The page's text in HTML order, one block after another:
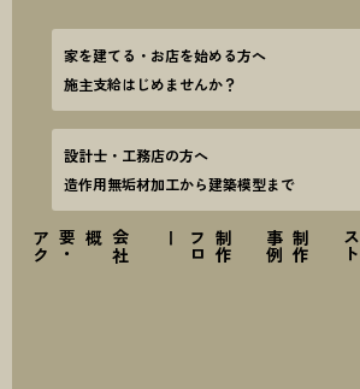
家を建てる・お店を始める方へ
施主支給はじめませんか？
設計士・工務店の方へ
造作用無垢材加工から建築模型まで
ト
制
作
事
例
制
作
フ
ロ
会
社
概要
・
ア
ク
セ